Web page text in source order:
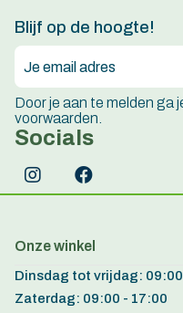
Blijf op de hoogte!
Door je aan te melden ga
voorwaarden.
Socials
Onze winkel
Dinsdag tot vrijdag:
Zaterdag: 09:00 - 17:00